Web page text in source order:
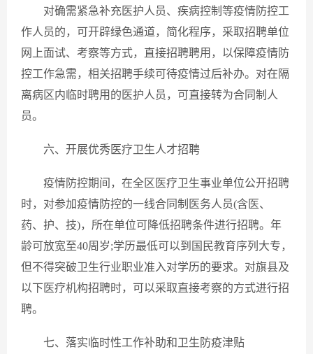
对确需紧急补充医护人员、疾病控制等疫情防控工
作人员的，可开辟绿色通道，简化程序，采取招聘单位
网上面试、考察等方式，直接招聘聘用，以保障疫情防
控工作急需，相关招聘手续可待疫情过后补办。对在隔
离病区内临时聘用的医护人员，可直接转为合同制人
员。
六、开展优秀医疗卫生人才招聘
疫情防控期间，在全区医疗卫生事业单位公开招聘
时，对参加疫情防控的一线合同制医务人员(含医、
药、护、技)，所在单位可降低招聘条件进行招聘。年
龄可放宽至40周岁;学历最低可以到国民教育序列大专，
但不得突破卫生行业职业准入对学历的要求。对旗县及
以下医疗机构招聘时，可以采取直接考察的方式进行招
聘。
七、落实临时性工作补助和卫生防疫津贴